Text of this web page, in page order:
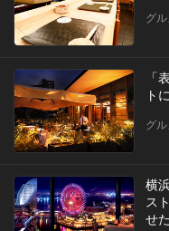
グル
「
ト
グル
横
ス
せ